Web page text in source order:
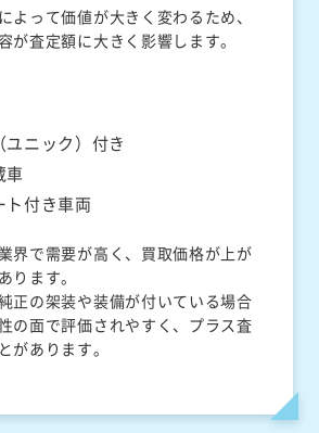
よって価値が大きく変わるため、
が査定額に大きく影響します。
ユニック）付き
車
ト付き車両
界で需要が高く、買取価格が上が
ります。
正の架装や装備が付いている場合
の面で評価されやすく、プラス査
があります。